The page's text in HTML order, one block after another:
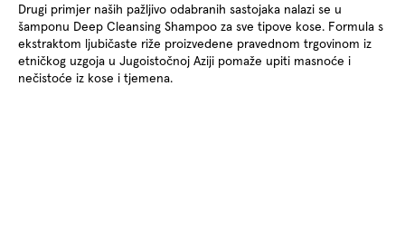
Drugi primjer naših pažljivo odabranih sastojaka nalazi se u
šamponu Deep Cleansing Shampoo za sve tipove kose. Formula s
ekstraktom ljubičaste riže proizvedene pravednom trgovinom iz
etničkog uzgoja u Jugoistočnoj Aziji pomaže upiti masnoće i
nečistoće iz kose i tjemena.